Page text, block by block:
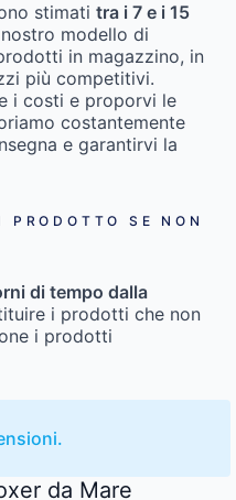
stimati tra i 7 e i 15
modello di
in magazzino, in
più competitivi.
i costi e proporvi le
costantemente
e garantirvi la
PRODOTTO SE NON
di tempo dalla
i prodotti che non
i prodotti
da Mare